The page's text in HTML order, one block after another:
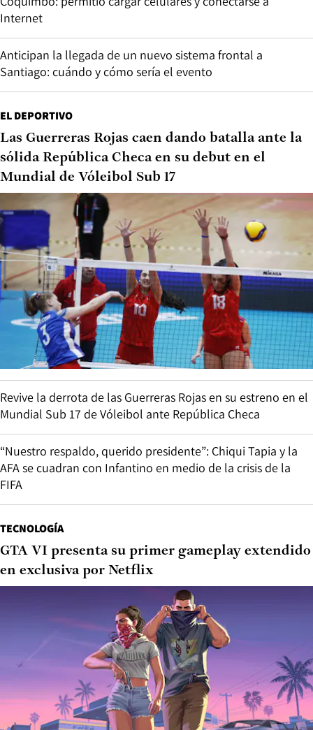
Internet
Anticipan la llegada de un nuevo sistema frontal a
Santiago: cuándo y cómo sería el evento
EL DEPORTIVO
Las Guerreras Rojas caen dando batalla ante la
sólida República Checa en su debut en el
Mundial de Vóleibol Sub 17
Revive la derrota de las Guerreras Rojas en su estreno en el
Mundial Sub 17 de Vóleibol ante República Checa
“Nuestro respaldo, querido presidente”: Chiqui Tapia y la
AFA se cuadran con Infantino en medio de la crisis de la
FIFA
TECNOLOGÍA
GTA VI presenta su primer gameplay extendido
en exclusiva por Netflix